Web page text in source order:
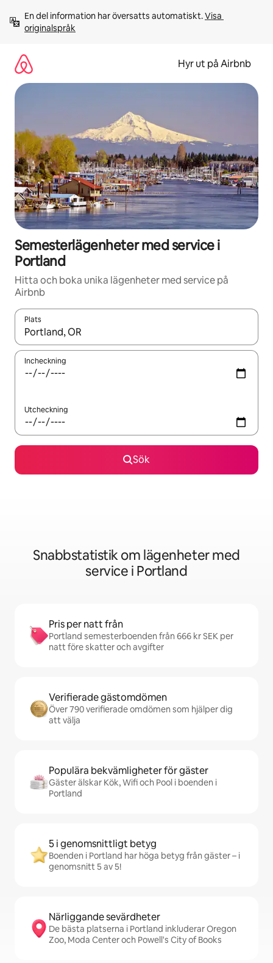
innehåll
En del information har översatts automatiskt. Visa
originalspråk
Hyr ut på Airbnb
Semesterlägenheter med service i
Portland
Hitta och boka unika lägenheter med service på
Airbnb
Plats
När resultaten är tillgängliga kan du navigera med upp- och
Incheckning
Utcheckning
Sök
Snabbstatistik om lägenheter med
service i Portland
Pris per natt från
Portland semesterboenden från 666 kr SEK per
natt före skatter och avgifter
Verifierade gästomdömen
Över 790 verifierade omdömen som hjälper dig
att välja
Populära bekvämligheter för gäster
Gäster älskar Kök, Wifi och Pool i boenden i
Portland
5 i genomsnittligt betyg
Boenden i Portland har höga betyg från gäster – i
genomsnitt 5 av 5!
Närliggande sevärdheter
De bästa platserna i Portland inkluderar Oregon
Zoo, Moda Center och Powell's City of Books